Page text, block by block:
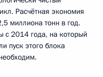
Расчётная экономия
миллиона тонн в год.
с 2014 года, на который
пуск этого блока